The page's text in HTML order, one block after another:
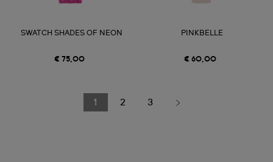
SWATCH SHADES OF NEON
€ 75,00
PINKBELLE
€ 60,00
1 2 3